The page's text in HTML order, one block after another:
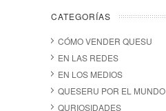
CATEGORÍAS
CÓMO VENDER QUESU
EN LAS REDES
EN LOS MEDIOS
QUESERU POR EL MUNDO
QURIOSIDADES